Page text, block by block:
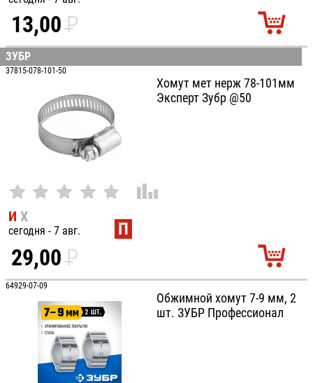
13,00P
УБ.
ЗУБР
37815-078-101-50
Хомут мет нерж 78-101мм
Эксперт Зубр @50
И Х
сегодня - 7 авг. П
29,00P
УБ.
64929-07-09
Обжимной хомут 7-9 мм, 2
шт. ЗУБР Профессионал